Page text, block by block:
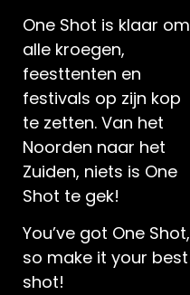
One Shot is klaar om
alle kroegen,
feesttenten en
festivals op zijn kop
te zetten. Van het
Noorden naar het
Zuiden, niets is One
Shot te gek!
You’ve got One Shot,
so make it your best
shot!